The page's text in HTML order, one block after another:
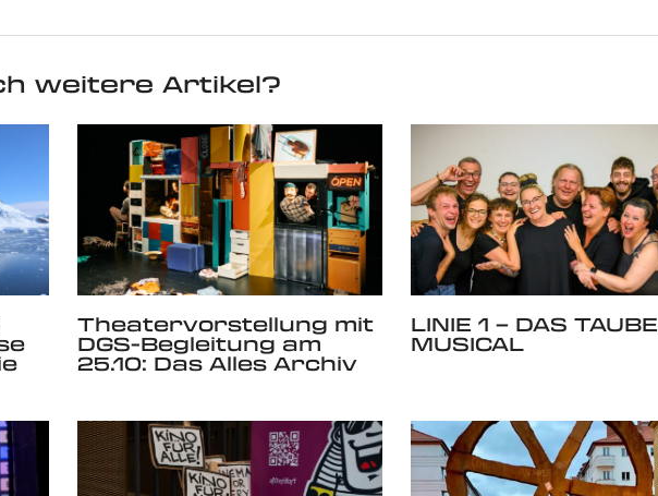
weitere Artikel?
Theatervorstellung mit
DGS-Begleitung am
25.10: Das Alles Archiv
LINIE 1 – DAS TAUBE
MUSICAL